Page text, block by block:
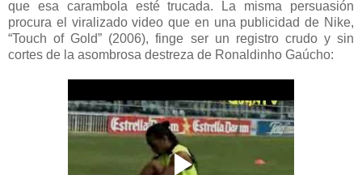
que esa carambola esté trucada. La misma persuasión
procura el viralizado video que en una publicidad de Nike,
“Touch of Gold” (2006), finge ser un registro crudo y sin
cortes de la asombrosa destreza de Ronaldinho Gaúcho: